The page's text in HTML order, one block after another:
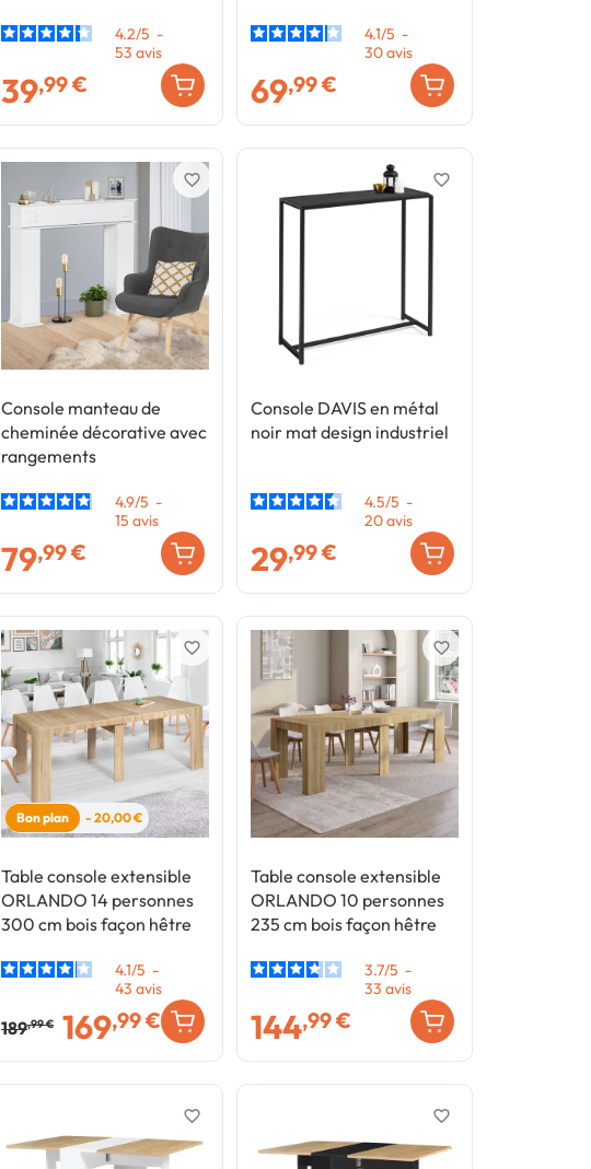
4.2/5 -
53 avis
39,99 €
4.1/5 -
30avis
69,99 €
Console manteau de
cheminée décorative avec
rangements
4.9/5 -
15 avis
79,99 €
favorite_border
Console DAVIS en métal
noir mat design industriel
4.5/5 -
20avis
29,99 €
favorite_border
Bon plan - 20,00 €
Table console extensible
ORLANDO 14 personnes
300 cm bois façon hêtre
4.1/5 -
43 avis
189,99 € 169,99 €
favorite_border
Table console extensible
ORLANDO 10 personnes
235 cm bois façon hêtre
3.7/5 -
33 avis
144,99 €
favorite_border
favorite_border favorite_border